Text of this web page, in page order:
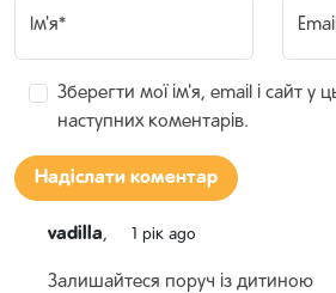
Ім'я*
Зберегти мої ім'я, email і сайт у
наступних коментарів.
vadilla, 1 рік ago
Залишайтеся поруч із дитиною